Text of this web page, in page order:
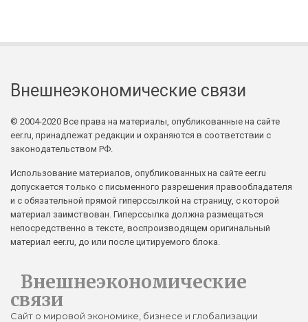
Внешнеэкономические связи
© 2004-2020 Все права на материалы, опубликованные на сайте
eer.ru, принадлежат редакции и охраняются в соответствии с
законодательством РФ.
Использование материалов, опубликованных на сайте eer.ru
допускается только с письменного разрешения правообладателя
и с обязательной прямой гиперссылкой на страницу, с которой
материал заимствован. Гиперссылка должна размещаться
непосредственно в тексте, воспроизводящем оригинальный
материал eer.ru, до или после цитируемого блока.
Внешнеэкономические
связи
Сайт о мировой экономике, бизнесе и глобализации